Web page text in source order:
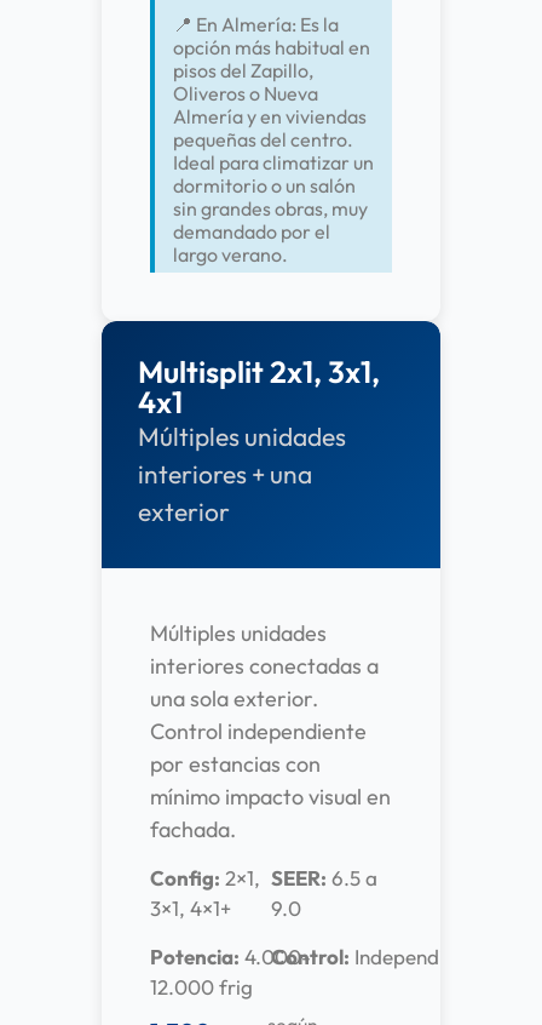
📍 En Almería: Es la
opción más habitual en
pisos del Zapillo,
Oliveros o Nueva
Almería y en viviendas
pequeñas del centro.
Ideal para climatizar un
dormitorio o un salón
sin grandes obras, muy
demandado por el
largo verano.
Multisplit 2x1, 3x1,
4x1
Múltiples unidades
interiores + una
exterior
Múltiples unidades
interiores conectadas a
una sola exterior.
Control independiente
por estancias con
mínimo impacto visual en
fachada.
Config: 2×1,
3×1, 4×1+
Potencia: 4.000-
12.000 frig
SEER: 6.5 a
9.0
Control: Independiente